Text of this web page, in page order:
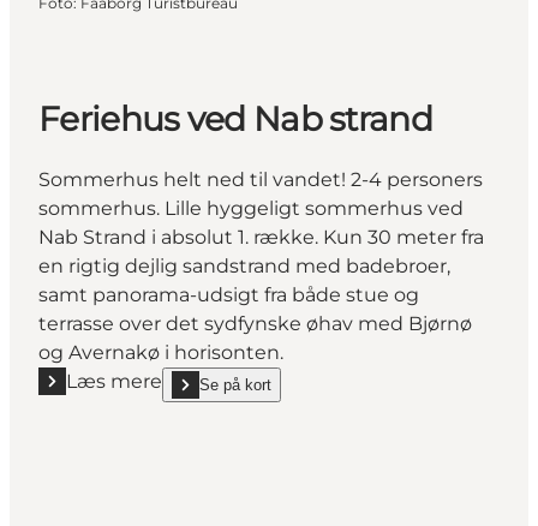
Feriehus ved Nab strand
Sommerhus helt ned til vandet! 2-4 personers
sommerhus. Lille hyggeligt sommerhus ved
Nab Strand i absolut 1. række. Kun 30 meter fra
en rigtig dejlig sandstrand med badebroer,
samt panorama-udsigt fra både stue og
terrasse over det sydfynske øhav med Bjørnø
og Avernakø i horisonten.
Læs mere
Læs mere "Feriehus ved Nab strand"
Se på kort
show Feriehus ved Nab strand on_map